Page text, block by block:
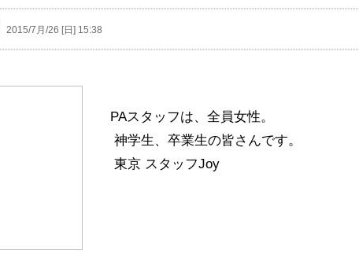
2015/7月/26 [日] 15:38
PAスタッフは、全員女性。
神学生、卒業生の皆さんです。
東京 スタッフJoy